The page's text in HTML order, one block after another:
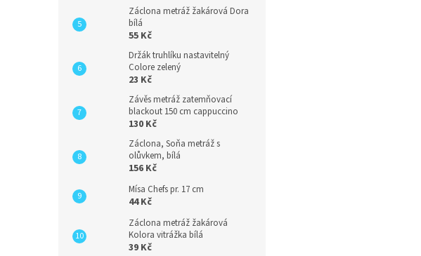
Záclona metráž žakárová Dora
bílá
55 Kč
Držák truhlíku nastavitelný
Colore zelený
23 Kč
Závěs metráž zatemňovací
blackout 150 cm cappuccino
130 Kč
Záclona, Soňa metráž s
olůvkem, bílá
156 Kč
Mísa Chefs pr. 17 cm
44 Kč
Záclona metráž žakárová
Kolora vitrážka bílá
39 Kč